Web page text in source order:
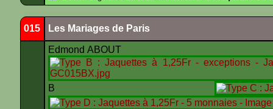
015 Les Mariages de Paris
Edmond ABOUT
B